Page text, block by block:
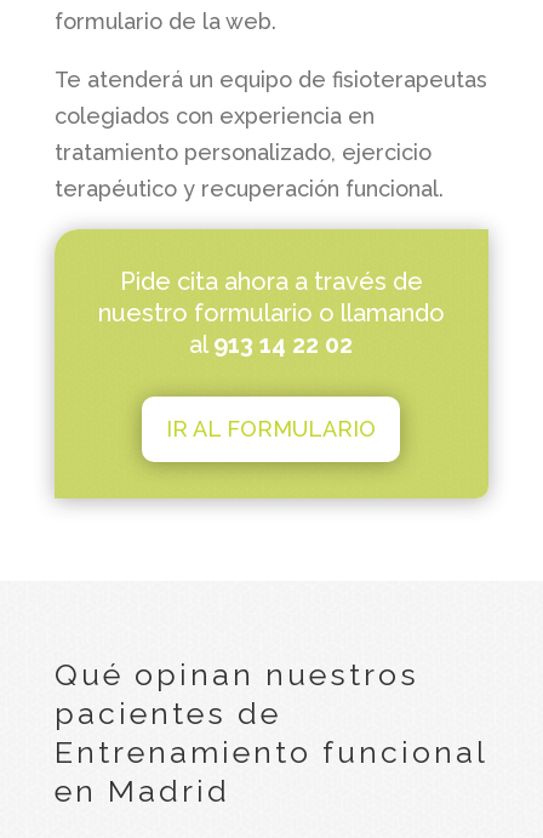
formulario de la web.
Te atenderá un equipo de fisioterapeutas
colegiados con experiencia en
tratamiento personalizado, ejercicio
terapéutico y recuperación funcional.
Pide cita ahora a través de
nuestro formulario o llamando
al913 14 22 02
IR AL FORMULARIO
Qué opinan nuestros
pacientes de
Entrenamiento funcional
en Madrid